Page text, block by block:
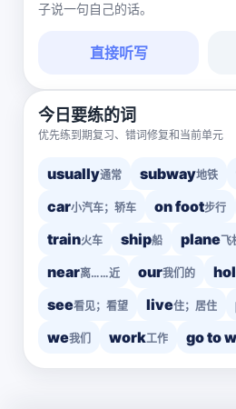
子说一句自己的话。
直接听写
今日要练的词
优先练到期复习、错词修复和当前单元
usually通常 subway地铁
car小汽车；轿车 on foot步行
train火车 ship船 plane飞
near离……近 our我们的
see看见；看望 live住；居住
we我们 work工作 go to